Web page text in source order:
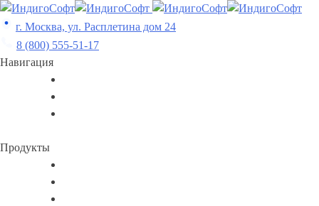
Skip
to
content
г. Москва, ул. Расплетина дом 24
8 (800) 555-51-17
Навигация
Продукты